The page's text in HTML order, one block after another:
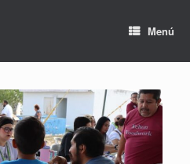
Menú